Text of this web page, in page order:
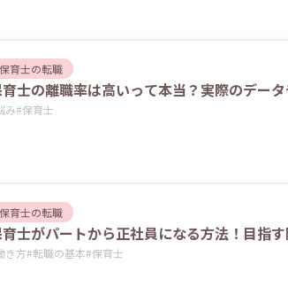
保育士の転職
士の離職率は高いって本当？実際のデー
み#保育士
保育士の転職
士がパートから正社員になる方法！目指
き方#転職の基本#保育士